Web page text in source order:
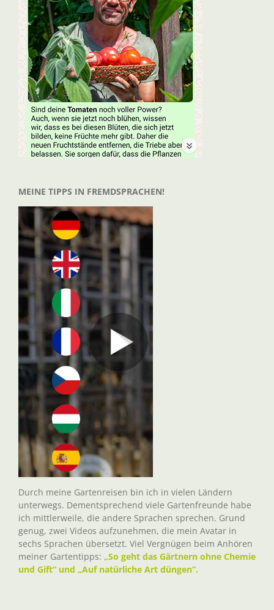
MEINE TIPPS IN FREMDSPRACHEN!
Durch meine Gartenreisen bin ich in vielen Ländern
unterwegs. Dementsprechend viele Gartenfreunde habe
ich mittlerweile, die andere Sprachen sprechen. Grund
genug, zwei Videos aufzunehmen, die mein Avatar in
sechs Sprachen übersetzt. Viel Vergnügen beim Anhören
meiner Gartentipps: „So geht das Gärtnern ohne Chemie
und Gift“ und „Auf natürliche Art düngen“.